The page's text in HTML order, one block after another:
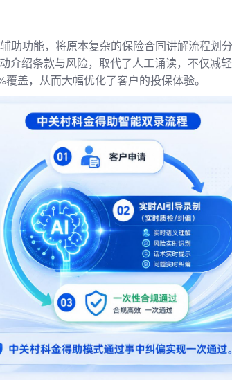
助功能，将原本复杂的保险合同讲解流程划
介绍条款与风险，取代了人工诵读，不仅减
盖，从而大幅优化了客户的投保体验。